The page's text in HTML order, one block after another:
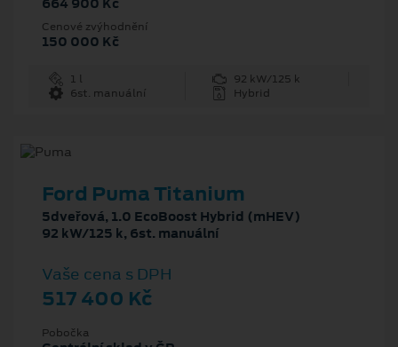
Cenové zvýhodnění
150 000 Kč
1 l
92 kW/125 k
6st. manuální
Hybrid
Ford Puma Titanium
5dveřová, 1.0 EcoBoost Hybrid (mHEV)
92 kW/125 k, 6st. manuální
Vaše cena s DPH
517 400 Kč
Pobočka